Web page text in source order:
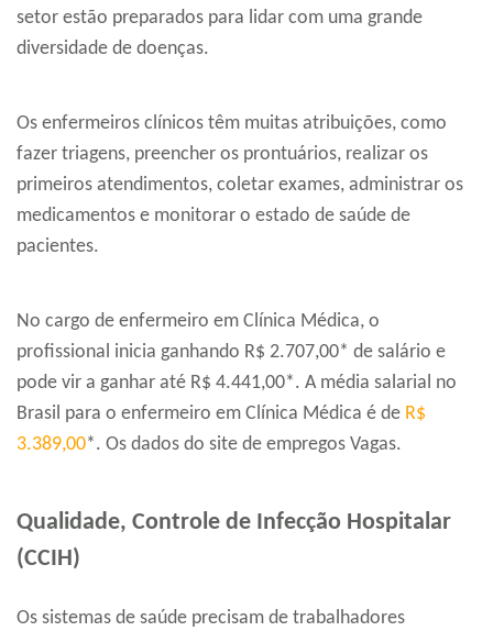
setor estão preparados para lidar com uma grande
diversidade de doenças.
Os enfermeiros clínicos têm muitas atribuições, como
fazer triagens, preencher os prontuários, realizar os
primeiros atendimentos, coletar exames, administrar os
medicamentos e monitorar o estado de saúde de
pacientes.
No cargo de enfermeiro em Clínica Médica, o
profissional inicia ganhando R$ 2.707,00* de salário e
pode vir a ganhar até R$ 4.441,00*. A média salarial no
Brasil para o enfermeiro em Clínica Médica é de R$
3.389,00*. Os dados do site de empregos Vagas.
Qualidade, Controle de Infecção Hospitalar
(CCIH)
Os sistemas de saúde precisam de trabalhadores